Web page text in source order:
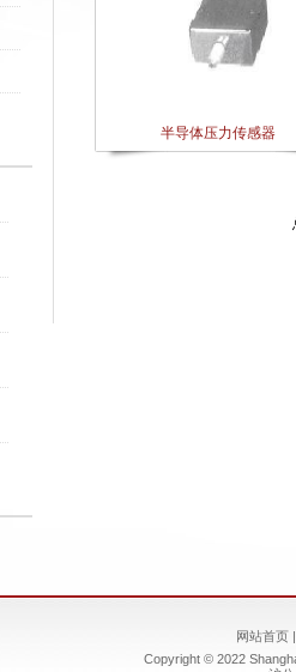
半导体压力传感器
网站首页
Copyright © 2022